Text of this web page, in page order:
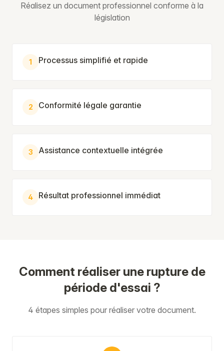
Réalisez un document professionnel conforme à la
législation
1 Processus simplifié et rapide
2 Conformité légale garantie
3 Assistance contextuelle intégrée
4 Résultat professionnel immédiat
Comment réaliser une rupture de
période d'essai ?
4 étapes simples pour réaliser votre document.